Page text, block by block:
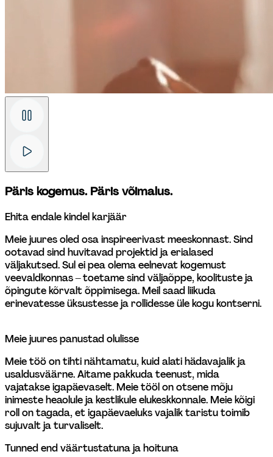
Päris kogemus. Päris võimalus.
Ehita endale kindel karjäär
Meie juures oled osa inspireerivast meeskonnast. Sind
ootavad sind huvitavad projektid ja erialased
väljakutsed. Sul ei pea olema eelnevat kogemust
veevaldkonnas – toetame sind väljaõppe, koolituste ja
õpingute kõrvalt õppimisega. Meil saad liikuda
erinevatesse üksustesse ja rollidesse üle kogu kontserni.
Meie juures panustad olulisse
Meie töö on tihti nähtamatu, kuid alati hädavajalik ja
usaldusväärne. Aitame pakkuda teenust, mida
vajatakse igapäevaselt. Meie tööl on otsene mõju
inimeste heaolule ja kestlikule elukeskkonnale. Meie kõigi
roll on tagada, et igapäevaeluks vajalik taristu toimib
sujuvalt ja turvaliselt.
Tunned end väärtustatuna ja hoituna